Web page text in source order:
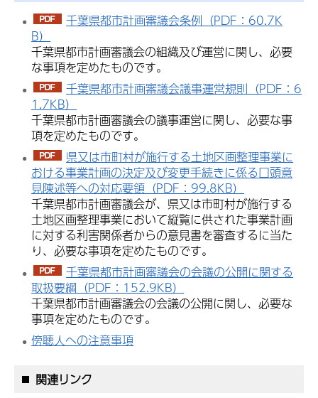
千葉県都市計画審議会条例（PDF：60.7K
B）
千葉県都市計画審議会の組織及び運営に関し、必要
な事項を定めたものです。
千葉県都市計画審議会議事運営規則（PDF：6
1.7KB）
千葉県都市計画審議会の議事運営に関し、必要な事
項を定めたものです。
県又は市町村が施行する土地区画整理事業に
おける事業計画の決定及び変更手続きに係る口頭意
見陳述等への対応要領（PDF：99.8KB）
千葉県都市計画審議会が、県又は市町村が施行する
土地区画整理事業において縦覧に供された事業計画
に対する利害関係者からの意見書を審査するに当た
り、必要な事項を定めたものです。
千葉県都市計画審議会の会議の公開に関する
取扱要綱（PDF：152.9KB）
千葉県都市計画審議会の会議の公開に関し、必要な
事項を定めたものです。
傍聴人への注意事項
関連リンク